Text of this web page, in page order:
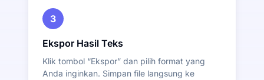
3
Ekspor Hasil Teks
Klik tombol “Ekspor” dan pilih format yang
Anda inginkan. Simpan file langsung ke